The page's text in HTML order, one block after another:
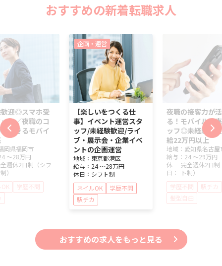
おすすめの新着転職求人
迎◎スマホ受
フ／夜職のコ
活きるモバイ
岡県福岡市
～28万円
週休2日制（シフ
）
学歴不問
企画・運営
【楽しいをつくる仕
事】イベント運営スタ
ッフ/未経験歓迎/ライ
ブ・展示会・企業イベ
ントの企画運営
地域： 東京都港区
給与： 24 ～28万円
休日： シフト制
ネイルOK
学歴不問
駅チカ
夜職の接客力が
る！モバイル販
ッフ◎未経験歓
給22万円以上
地域： 愛知県名古屋
給与： 24 ～29万円
休
日：
完全週休2日制
ト制）
学歴不問
駅チカ
髪型自由
おすすめの求人をもっと見る